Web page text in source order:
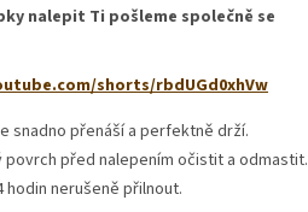
nalepit Ti pošleme společně se
shorts/rbdUGd0xhVw
snadno přenáší a perfektně drží.
před nalepením očistit a odmastit.
hodin nerušeně přilnout.